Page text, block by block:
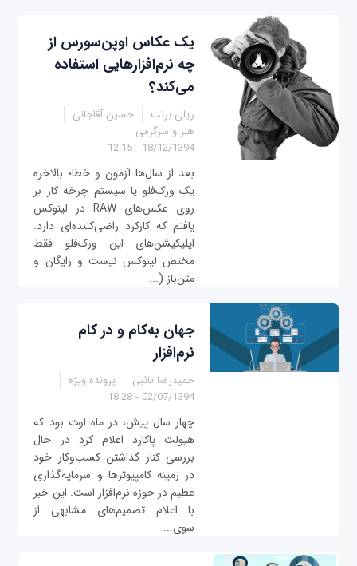
یک عکاس اوپن‌سورس از
چه نرم‌افزارهایی استفاده
می‌کند؟
ریلی برنت
حسین آقاجانی
هنر و سرگرمی
18/12/1394 - 12:15
بعد از سال‌ها آزمون و خطا؛ بالاخره
یک ورک‌فلو یا سیستم چرخه کار بر
روی عکس‌های RAW در لینوکس
یافتم که کارکرد راضی‌کننده‌ای دارد.
اپلیکیشن‌های این ورک‌فلو فقط
مختص لینوکس نیست و رایگان و
متن‌باز (...
جهان به‌کام و در کام
نرم‌افزار
حمیدرضا تائبی
پرونده ویژه
02/07/1394 - 18:28
چهار سال پیش، در ماه اوت بود که
هیولت پاکارد اعلام کرد در حال
بررسی کنار گذاشتن کسب‌وکار خود
در زمینه کامپیوترها و سرمایه‌گذاری
عظیم در حوزه نرم‌افزار است. این خبر
با اعلام تصمیم‌های مشابهی از
سوی...